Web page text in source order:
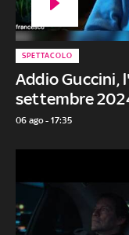
Addio
settembre
SPETTACOLO
06 ago - 17:35